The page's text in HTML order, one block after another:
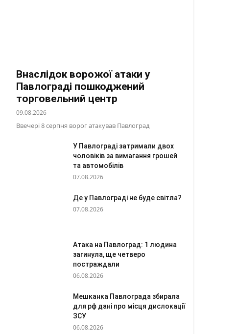
Внаслідок ворожої атаки у
Павлограді пошкоджений
торговельний центр
09.08.2026
Ввечері 8 серпня ворог атакував Павлоград
У Павлограді затримали двох
чоловіків за вимагання грошей
та автомобілів
07.08.2026
Де у Павлограді не буде світла?
07.08.2026
Атака на Павлоград: 1 людина
загинула, ще четверо
постраждали
06.08.2026
Мешканка Павлограда збирала
для рф дані про місця дислокації
ЗСУ
06.08.2026